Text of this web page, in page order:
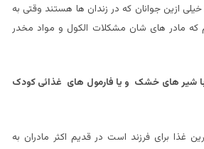
ازین جوانان که در زندان ها هستند وقتی به
که مادر های شان مشکلات الکول و مواد مخدر
شیر های خشک و یا فارمول های غذائی کودک
غذا برای فرزند است در قدیم اکثر مادران به